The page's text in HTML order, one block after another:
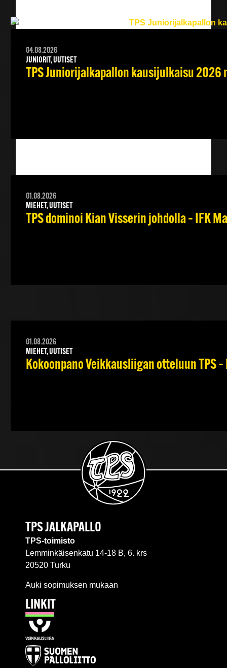
04.08.2026
JUNIORIT, UUTISET
TPS Juniorijalkapallon kausijulkaisu 2026
01.08.2026
MIEHET, UUTISET
TPS dominoi Kian Visserin johdolla – IFK
01.08.2026
MIEHET, UUTISET
Kokoonpano Veikkausliigan otteluun TPS
TPS JALKAPALLO
TPS-toimisto
Lemminkäisenkatu 14-18 B, 6. krs
20520 Turku
Auki sopimuksen mukaan
LINKIT